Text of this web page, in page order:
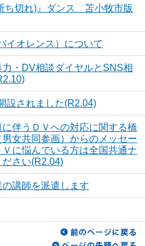
ち切れ)』ダンス 苫小牧市版
イオレンス）について
・DV相談ダイヤルとSNS相
設されました(R2.04)
伴うＤＶへの対応に関する橋
女共同参画）からのメッセー
に悩んでいる方は全国共通ナ
さい(R2.04)
講師を派遣します